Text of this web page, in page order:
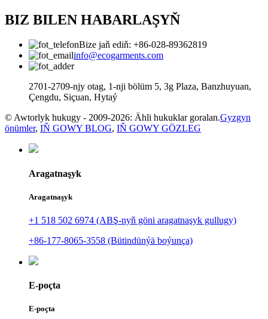
BIZ BILEN HABARLAŞYŇ
Bize jaň ediň: +86-028-89362819
info@ecogarments.com
2701-2709-njy otag, 1-nji bölüm 5, 3g Plaza, Banzhuyuan,
Çengdu, Siçuan, Hytaý
© Awtorlyk hukugy - 2009-2026: Ähli hukuklar goralan.Gyzgyn
önümler, IŇ GOWY BLOG, IŇ GOWY GÖZLEG
Aragatnaşyk
Aragatnaşyk
+1 518 502 6974 (ABŞ-nyň göni aragatnaşyk gullugy)
+86-177-8065-3558 (Bütindünýä boýunça)
E-poçta
E-poçta